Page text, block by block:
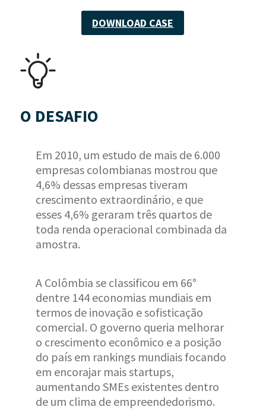
DOWNLOAD CASE
O DESAFIO
Em 2010, um estudo de mais de 6.000
empresas colombianas mostrou que
4,6% dessas empresas tiveram
crescimento extraordinário, e que
esses 4,6% geraram três quartos de
toda renda operacional combinada da
amostra.
A Colômbia se classificou em 66°
dentre 144 economias mundiais em
termos de inovação e sofisticação
comercial. O governo queria melhorar
o crescimento econômico e a posição
do país em rankings mundiais focando
em encorajar mais startups,
aumentando SMEs existentes dentro
de um clima de empreendedorismo.